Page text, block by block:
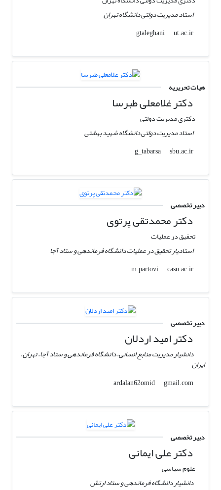
استاد مدیریت دولتی دانشگاه تهران
gtaleghani
ut.ac.ir
هیات تحریریه
دکتر غلامعلی طبرسا
دکتری مدیریت دولتی
استاد مدیریت دولتی دانشگاه شهید بهشتی
g_tabarsa
sbu.ac.ir
دبیر تخصصی
دکتر محمدتقی پرتوی
تحقیق در عملیات
استادیار تحقیق در عملیات دانشگاه فرماندهی و ستاد آجا
m.partovi
casu.ac.ir
دبیر تخصصی
دکتر امید اردلان
دانشیار مدیریت منابع انسانی، دانشگاه فرماندهی و ستاد آجا، تهران،
ایران
ardalan62omid
gmail.com
دبیر تخصصی
دکتر علی ایمانی
علوم سیاسی
دانشیار دانشگاه فرماندهی و ستاد ارتش